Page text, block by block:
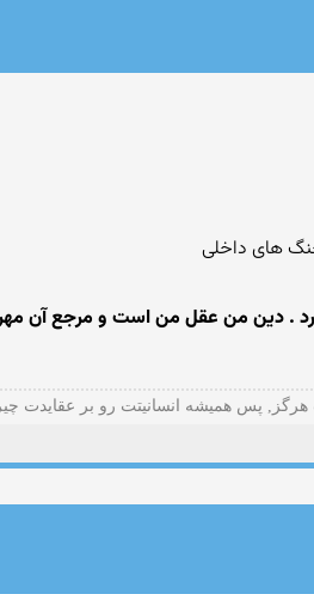
های داخلی
هرگز, پس همیشه انسانیتت رو بر عقایدت